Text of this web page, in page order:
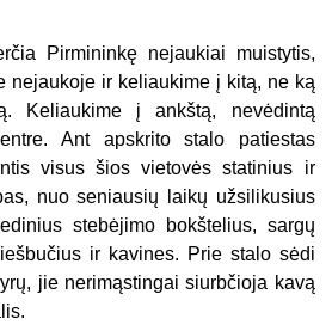
Pirmininkę nejaukiai muistytis,
nejaukoje ir keliaukime į kitą, ne ką
Keliaukime į ankštą, nevėdintą
Ant apskrito stalo patiestas
visus šios vietovės statinius ir
nuo seniausių laikų užsilikusius
stebėjimo bokštelius, sargų
ir kavines. Prie stalo sėdi
jie nerimąstingai siurbčioja kavą